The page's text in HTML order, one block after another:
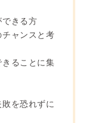
できる方
ャンスと考
ることに集
を恐れずに